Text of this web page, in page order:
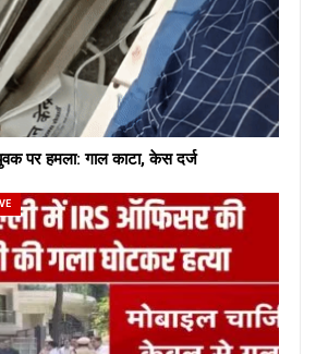
पर हमला: गाल काटा, केस दर्ज